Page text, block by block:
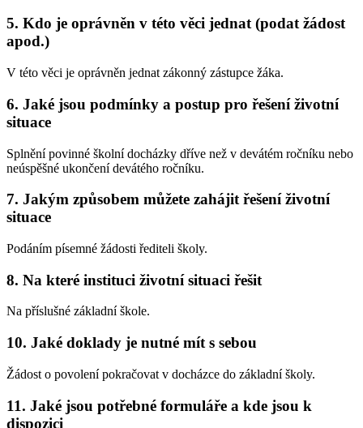
5. Kdo je oprávněn v této věci jednat (podat žádost
apod.)
V této věci je oprávněn jednat zákonný zástupce žáka.
6. Jaké jsou podmínky a postup pro řešení životní
situace
Splnění povinné školní docházky dříve než v devátém ročníku nebo
neúspěšné ukončení devátého ročníku.
7. Jakým způsobem můžete zahájit řešení životní
situace
Podáním písemné žádosti řediteli školy.
8. Na které instituci životní situaci řešit
Na příslušné základní škole.
10. Jaké doklady je nutné mít s sebou
Žádost o povolení pokračovat v docházce do základní školy.
11. Jaké jsou potřebné formuláře a kde jsou k
dispozici